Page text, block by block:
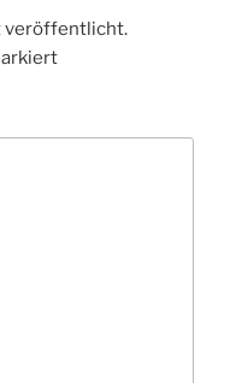
veröffentlicht.